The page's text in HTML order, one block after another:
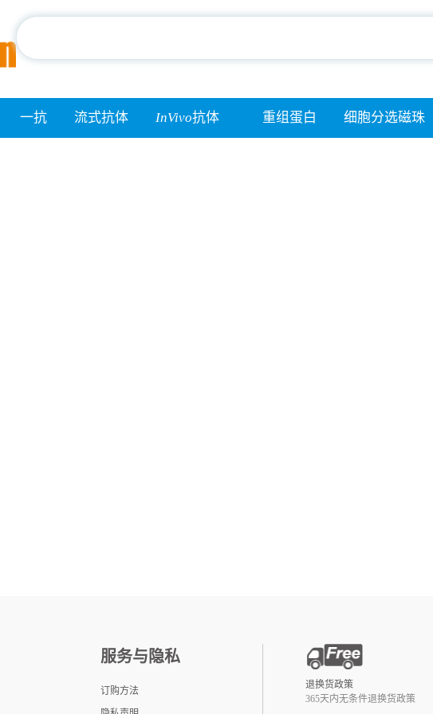
一抗 流式抗体 InVivo抗体 重组蛋白 细胞分选磁珠
服务与隐私
订购方法
退换货政策
365天内无条件退换货政策